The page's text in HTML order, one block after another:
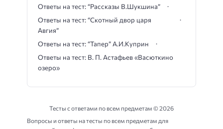
Ответы на тест: “Рассказы В.Шукшина”
Ответы на тест: “Скотный двор царя
Авгия”
Ответы на тест: “Тапер” А.И.Куприн
Ответы на тест: В. П. Астафьев «Васюткино
озеро»
Тесты с ответами по всем предметам ©2026
Вопросы и ответы на тесты по всем предметам для